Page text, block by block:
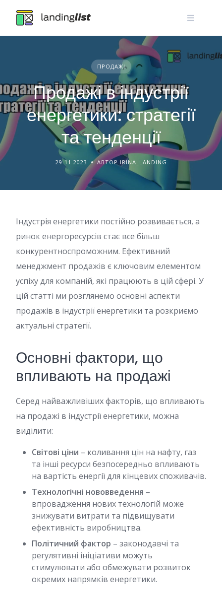
content
ПРОДАЖІ
Продажі в індустрії
енергетики: стратегії
та тенденції
29.11.2023 АВТОР IRINA_LANDING
Індустрія енергетики постійно розвивається, а
ринок енергоресурсів стає все більш
конкурентноспроможним. Ефективний
менеджмент продажів є ключовим елементом
успіху для компаній, які працюють в цій сфері. У
цій статті ми розглянемо основні аспекти
продажів в індустрії енергетики та розкриємо
актуальні стратегії.
Основні фактори, що
впливають на продажі
Серед найважливіших факторів, що впливають
на продажі в індустрії енергетики, можна
виділити:
Світові ціни – коливання цін на нафту, газ
та інші ресурси безпосередньо впливають
на вартість енергії для кінцевих споживачів.
Технологічні нововведення –
впровадження нових технологій може
знижувати витрати та підвищувати
ефективність виробництва.
Політичний фактор – законодавчі та
регулятивні ініціативи можуть
стимулювати або обмежувати розвиток
окремих напрямків енергетики.